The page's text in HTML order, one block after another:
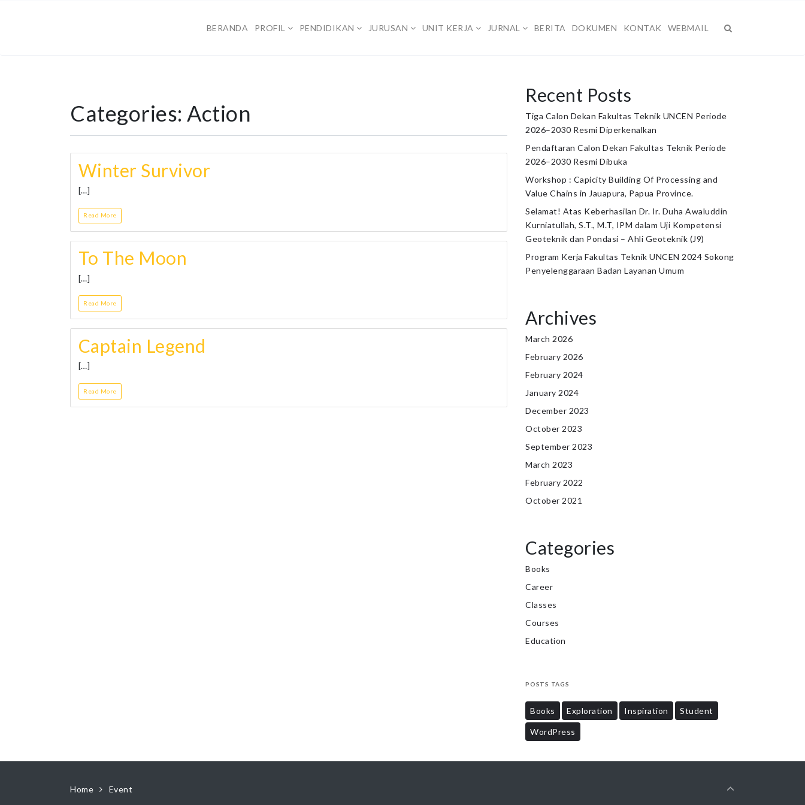
BERANDA PROFIL PENDIDIKAN JURUSAN UNIT KERJA JURNAL BERITA DOKUMEN KONTAK WEBMAIL
Categories: Action
Winter Survivor
[…]
Read More
To The Moon
[…]
Read More
Captain Legend
[…]
Read More
Recent Posts
Tiga Calon Dekan Fakultas Teknik UNCEN Periode
2026–2030 Resmi Diperkenalkan
Pendaftaran Calon Dekan Fakultas Teknik Periode
2026–2030 Resmi Dibuka
Workshop : Capicity Building Of Processing and
Value Chains in Jauapura, Papua Province.
Selamat! Atas Keberhasilan Dr. Ir. Duha Awaluddin
Kurniatullah, S.T., M.T, IPM dalam Uji Kompetensi
Geoteknik dan Pondasi – Ahli Geoteknik (J9)
Program Kerja Fakultas Teknik UNCEN 2024 Sokong
Penyelenggaraan Badan Layanan Umum
Archives
March 2026
February 2026
February 2024
January 2024
December 2023
October 2023
September 2023
March 2023
February 2022
October 2021
Categories
Books
Career
Classes
Courses
Education
POSTS TAGS
Books Exploration Inspiration Student
WordPress
Home Event